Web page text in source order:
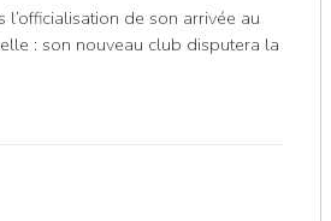
l’officialisation de son arrivée au
: son nouveau club disputera la